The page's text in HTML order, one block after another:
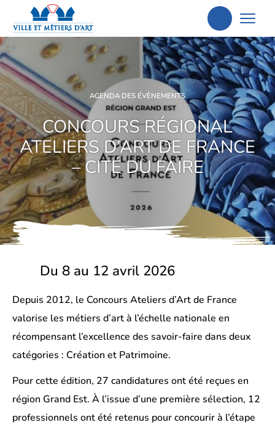
Aller
à
la
recherche
AGENDA DES ÉVÈNEMENTS
CONCOURS RÉGIONAL
ATELIERS D’ART DE FRANCE
– CITÉ DU FAIRE
Du 8 au 12 avril 2026
Depuis 2012, le Concours Ateliers d’Art de France
valorise les métiers d’art à l’échelle nationale en
récompensant l’excellence des savoir-faire dans deux
catégories : Création et Patrimoine.
Pour cette édition, 27 candidatures ont été reçues en
région Grand Est. À l’issue d’une première sélection, 12
professionnels ont été retenus pour concourir à l’étape